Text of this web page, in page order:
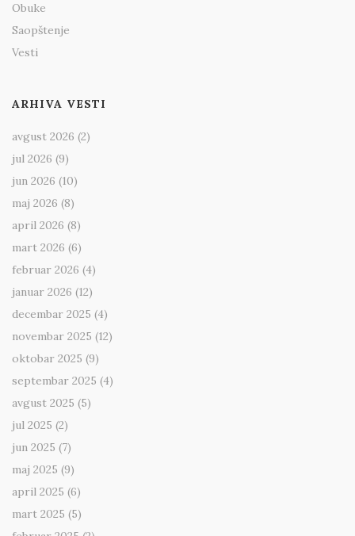
Obuke
Saopštenje
Vesti
ARHIVA VESTI
avgust 2026 (2)
jul 2026 (9)
jun 2026 (10)
maj 2026 (8)
april 2026 (8)
mart 2026 (6)
februar 2026 (4)
januar 2026 (12)
decembar 2025 (4)
novembar 2025 (12)
oktobar 2025 (9)
septembar 2025 (4)
avgust 2025 (5)
jul 2025 (2)
jun 2025 (7)
maj 2025 (9)
april 2025 (6)
mart 2025 (5)